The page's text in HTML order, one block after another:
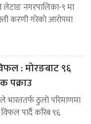
नगरपालिका-९ मा
करणी गरेको आरोपमा
: मोरङबाट ९६
पक्राउ
भारततर्फ ठुलो परिमाणमा
पार्दै करिब ९६